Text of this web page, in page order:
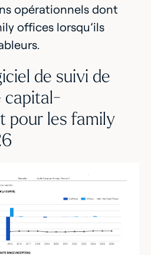
opérationnels dont
offices lorsqu’ils
de suivi de
capital-
pour les family